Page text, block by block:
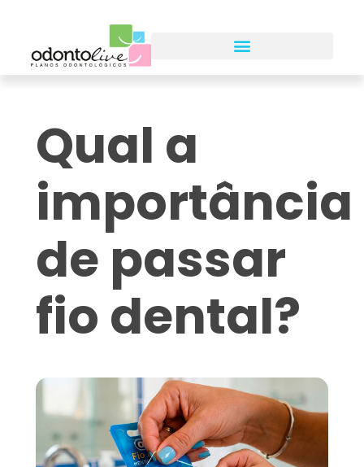
Qual a
importância
de passar
fio dental?